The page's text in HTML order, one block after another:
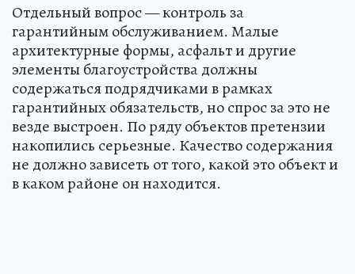
Отдельный вопрос — контроль за
гарантийным обслуживанием. Малые
архитектурные формы, асфальт и другие
элементы благоустройства должны
содержаться подрядчиками в рамках
гарантийных обязательств, но спрос за это не
везде выстроен. По ряду объектов претензии
накопились серьезные. Качество содержания
не должно зависеть от того, какой это объект и
в каком районе он находится.